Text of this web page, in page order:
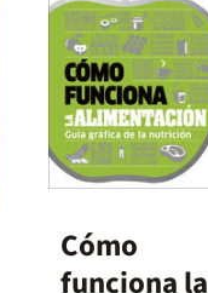
Cómo
funciona la